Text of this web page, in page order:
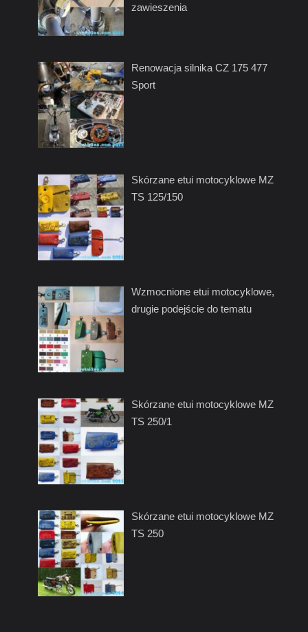
zawieszenia
Renowacja silnika CZ 175 477
Sport
Skórzane etui motocyklowe MZ
TS 125/150
Wzmocnione etui motocyklowe,
drugie podejście do tematu
Skórzane etui motocyklowe MZ
TS 250/1
Skórzane etui motocyklowe MZ
TS 250